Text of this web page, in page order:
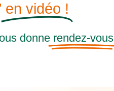
en vidéo !
donne rendez-vous